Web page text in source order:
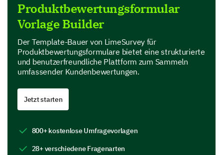
Monthly
Rarely
Rate the following aspects of our product on a
scale of 1-5. (1 being highly unsatisfactory and
5 being excellent)
Design
Produktbewertungsformular
Vorlage Builder
Der Template-Bauer von LimeSurvey für
Produktbewertungsformulare bietet eine strukturierte
und benutzerfreundliche Plattform zum Sammeln
umfassender Kundenbewertungen.
Jetzt starten
800+ kostenlose Umfragevorlagen
28+ verschiedene Fragenarten